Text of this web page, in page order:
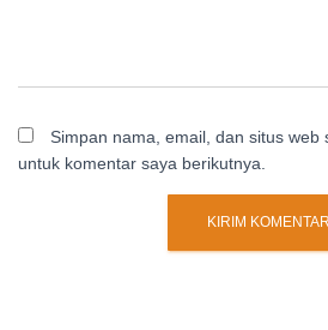
Simpan nama, email, dan situs
untuk komentar saya berikutnya.